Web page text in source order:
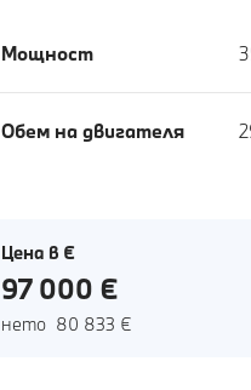
Мощност
Обем на двигателя
Цена в €
97 000 €
нето 80 833 €